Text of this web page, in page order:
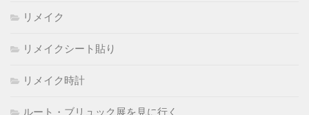
リメイク
リメイクシート貼り
リメイク時計
ルート・ブリュック展を見に行く